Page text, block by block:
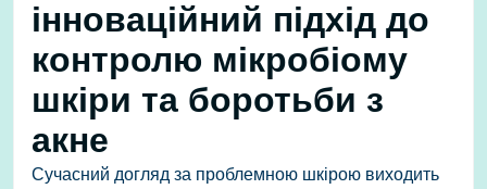
інноваційний підхід до
контролю мікробіому
шкіри та боротьби з
акне
Сучасний догляд за проблемною шкірою виходить